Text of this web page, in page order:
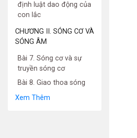
định luật dao động của
con lắc
CHƯƠNG II. SÓNG CƠ VÀ
SÓNG ÂM
Bài 7. Sóng cơ và sự
truyền sóng cơ
Bài 8. Giao thoa sóng
Xem Thêm